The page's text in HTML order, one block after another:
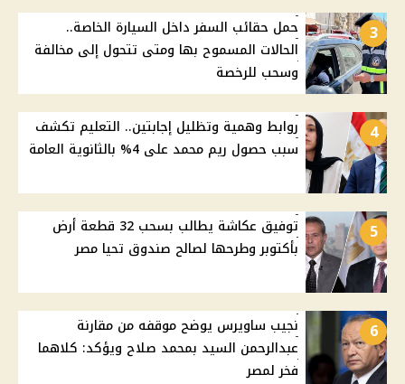
3
حمل حقائب السفر داخل السيارة الخاصة..
الحالات المسموح بها ومتى تتحول إلى مخالفة
وسحب للرخصة
4
روابط وهمية وتظليل إجابتين.. التعليم تكشف
سبب حصول ريم محمد على 4% بالثانوية العامة
5
توفيق عكاشة يطالب بسحب 32 قطعة أرض
بأكتوبر وطرحها لصالح صندوق تحيا مصر
6
نجيب ساويرس يوضح موقفه من مقارنة
عبدالرحمن السيد بمحمد صلاح ويؤكد: كلاهما
فخر لمصر